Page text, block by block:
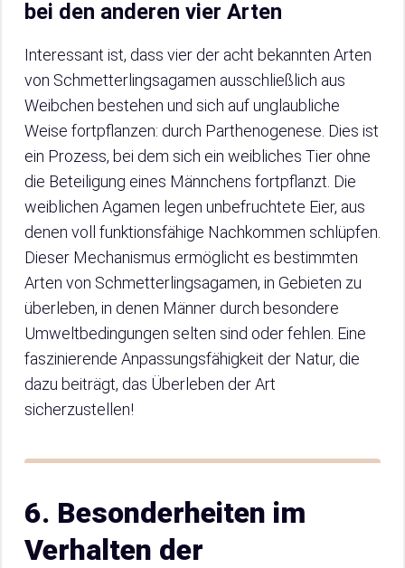
bei den anderen vier Arten
Interessant ist, dass vier der acht bekannten Arten
von Schmetterlingsagamen ausschließlich aus
Weibchen bestehen und sich auf unglaubliche
Weise fortpflanzen: durch Parthenogenese. Dies ist
ein Prozess, bei dem sich ein weibliches Tier ohne
die Beteiligung eines Männchens fortpflanzt. Die
weiblichen Agamen legen unbefruchtete Eier, aus
denen voll funktionsfähige Nachkommen schlüpfen.
Dieser Mechanismus ermöglicht es bestimmten
Arten von Schmetterlingsagamen, in Gebieten zu
überleben, in denen Männer durch besondere
Umweltbedingungen selten sind oder fehlen. Eine
faszinierende Anpassungsfähigkeit der Natur, die
dazu beiträgt, das Überleben der Art
sicherzustellen!
6. Besonderheiten im
Verhalten der